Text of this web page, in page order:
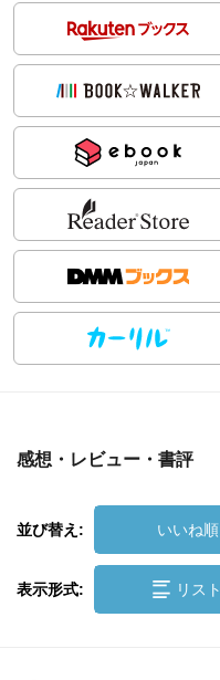
感想・レビュー・書評
並び替え: いいね順
表示形式: リスト